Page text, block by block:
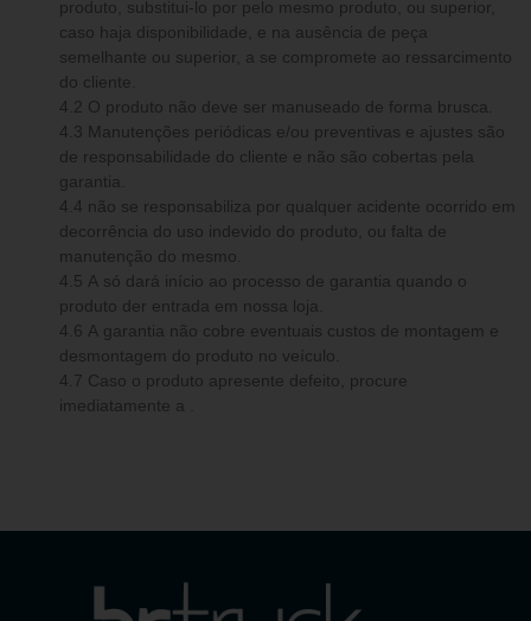
produto, substitui-lo por pelo mesmo produto, ou superior,
caso haja disponibilidade, e na ausência de peça
semelhante ou superior, a se compromete ao ressarcimento
do cliente.
4.2 O produto não deve ser manuseado de forma brusca.
4.3 Manutenções periódicas e/ou preventivas e ajustes são
de responsabilidade do cliente e não são cobertas pela
garantia.
4.4 não se responsabiliza por qualquer acidente ocorrido em
decorrência do uso indevido do produto, ou falta de
manutenção do mesmo.
4.5 A só dará início ao processo de garantia quando o
produto der entrada em nossa loja.
4.6 A garantia não cobre eventuais custos de montagem e
desmontagem do produto no veículo.
4.7 Caso o produto apresente defeito, procure
imediatamente a .